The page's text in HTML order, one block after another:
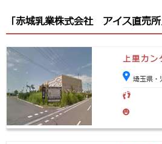
「赤城乳業株式会社 アイス直売
上里カン
埼玉県・